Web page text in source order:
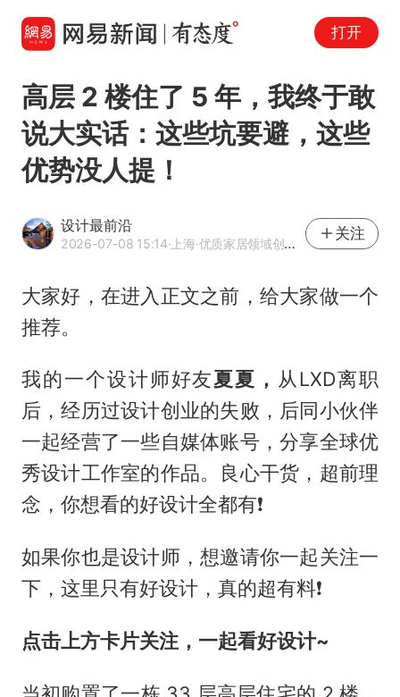
打开
高层 2 楼住了 5 年，我终于敢
说大实话：这些坑要避，这些
优势没人提！
设计最前沿
2026-07-08 15:14·上海·优质家居领域创作者
关注
大家好，在进入正文之前，给大家做一个
推荐。
我的一个设计师好友夏夏 ， 从LXD离职
后，经历过设计创业的失败，后同小伙伴
一起经营了一些自媒体账号，分享全球优
秀设计工作室的作品。良心干货，超前理
念，你想看的好设计全都有❗
如果你也是设计师，想邀请你一起关注一
下，这里只有好设计，真的超有料❗
点击上方卡片关注，一起看好设计~